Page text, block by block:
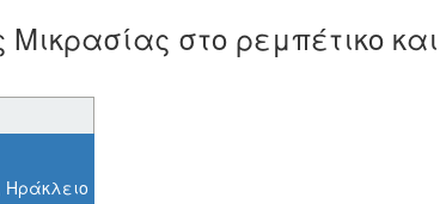
στο ρεμπέτικο
Ηράκλειο